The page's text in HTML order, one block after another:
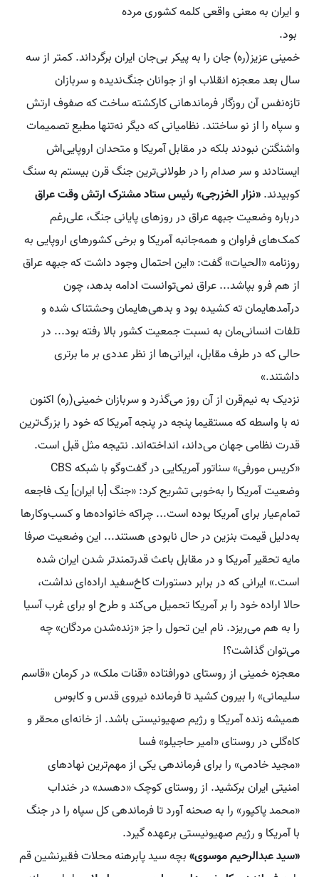
و ایران به معنی واقعی کلمه کشوری مرده
بود.
خمینی عزیز(ره) جان را به پیکر بی‌جان ایران برگرداند. کمتر از سه
سال بعد معجزه انقلاب او از جوانان جنگ‌ندیده و سربازان
تازه‌نفس آن روزگار فرماندهانی کارکشته ساخت که صفوف ارتش
و سپاه را از نو ساختند. نظامیانی که دیگر نه‌تنها مطیع تصمیمات
واشنگتن نبودند بلکه در مقابل آمریکا و متحدان اروپایی‌اش
ایستادند و سر صدام را در طولانی‌ترین جنگ قرن بیستم به سنگ
کوبیدند.«نزار الخزرجی» رئیس ‌ستاد مشترک ارتش وقت عراق
درباره وضعیت جبهه عراق در روزهای پایانی جنگ، علی‌رغم
کمک‌های فراوان و همه‌جانبه آمریکا و برخی کشورهای اروپایی به
روزنامه «الحیات» گفت: «این احتمال وجود داشت که جبهه عراق
از هم فرو بپاشد... عراق نمی‌توانست ادامه بدهد، چون
درآمدهایمان ته کشیده بود و بدهی‌هایمان وحشتناک شده و
تلفات انسانی‌مان به نسبت جمعیت کشور بالا رفته بود... در
حالی که در طرف مقابل، ایرانی‌ها از نظر عددی بر ما برتری
داشتند.»
نزدیک به نیم‌قرن از آن روز می‌گذرد و سربازان خمینی(ره) اکنون
نه با واسطه که مستقیما پنجه در پنجه آمریکا که خود را بزرگ‌ترین
قدرت نظامی جهان می‌داند، انداخته‌اند. نتیجه مثل قبل است.
«کریس مورفی» سناتور آمریکایی در گفت‌وگو با شبکه CBS
وضعیت آمریکا را به‌خوبی تشریح کرد: «جنگ [با ایران] یک فاجعه
تمام‌عیار برای آمریکا بوده است... چراکه خانواده‌ها و کسب‌وکارها
به‌دلیل قیمت بنزین در حال نابودی هستند... این وضعیت صرفا
مایه تحقیر آمریکا و در مقابل باعث قدرتمندتر شدن ایران شده
است.» ایرانی که در برابر دستورات کاخ‌سفید اراده‌ای نداشت،
حالا اراده خود را بر آمریکا تحمیل می‌کند و طرح او برای غرب آسیا
را به هم می‌ریزد. نام این تحول را جز «زنده‌شدن مردگان» چه
می‌توان گذاشت؟!
معجزه خمینی از روستای دورافتاده «قنات ملک» در کرمان «قاسم
سلیمانی» را بیرون کشید تا فرمانده نیروی قدس و کابوس
همیشه زنده آمریکا و رژیم صهیونیستی باشد. از خانه‌ای محقر و
کاه‌گلی در روستای «امیر حاجیلو» فسا
«مجید خادمی» را برای فرماندهی یکی از مهم‌ترین نهادهای
امنیتی ایران برکشید. از روستای کوچک «دهسد» در خنداب
«محمد پاکپور» را به صحنه آورد تا فرماندهی کل سپاه را در جنگ
با آمریکا و رژیم صهیونیستی برعهده گیرد.
«سید عبدالرحیم موسوی»بچه سید پابرهنه محلات فقیرنشین قم